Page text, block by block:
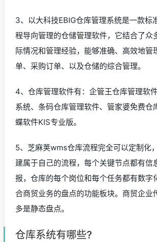
3、以大科技EBIG仓库管理系统是一款标
程导向管理的仓储管理软件，它结合了众
际情况和管理经验，能够准确、高效地管
单、采购订单、以及仓储的综合管理。
4、仓库管理软件有：企管王仓库管理软
系统、条码仓库管理软件、管家婆免费仓
蝶软件KIS专业版。
5、芝麻荚wms仓库流程完全可以定制化
建属于自己的流程，每个关键节点都有信
报，仓库的每个岗位和每个任务都有数字
合商贸业务的盘点的功能板块。商贸企业
多是静态盘点。
仓库系统有哪些?